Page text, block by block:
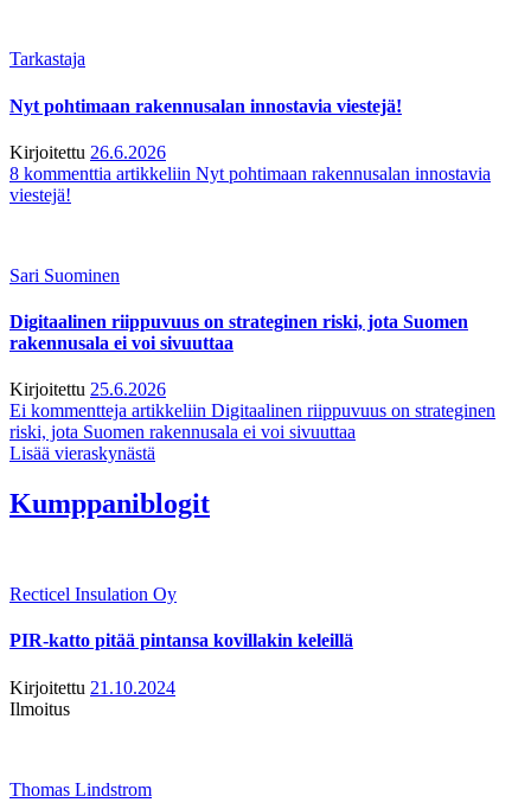
Tarkastaja
Nyt pohtimaan rakennusalan innostavia viestejä!
Kirjoitettu 26.6.2026
8 kommenttia artikkeliin Nyt pohtimaan rakennusalan innostavia
viestejä!
Sari Suominen
Digitaalinen riippuvuus on strateginen riski, jota Suomen
rakennusala ei voi sivuuttaa
Kirjoitettu 25.6.2026
Ei kommentteja artikkeliin Digitaalinen riippuvuus on strateginen
riski, jota Suomen rakennusala ei voi sivuuttaa
Lisää vieraskynästä
Kumppaniblogit
Recticel Insulation Oy
PIR-katto pitää pintansa kovillakin keleillä
Kirjoitettu 21.10.2024
Ilmoitus
Thomas Lindstrom